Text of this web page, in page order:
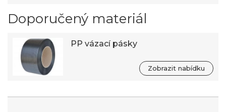
Doporučený materiál
PP vázací pásky
Zobrazit nabídku